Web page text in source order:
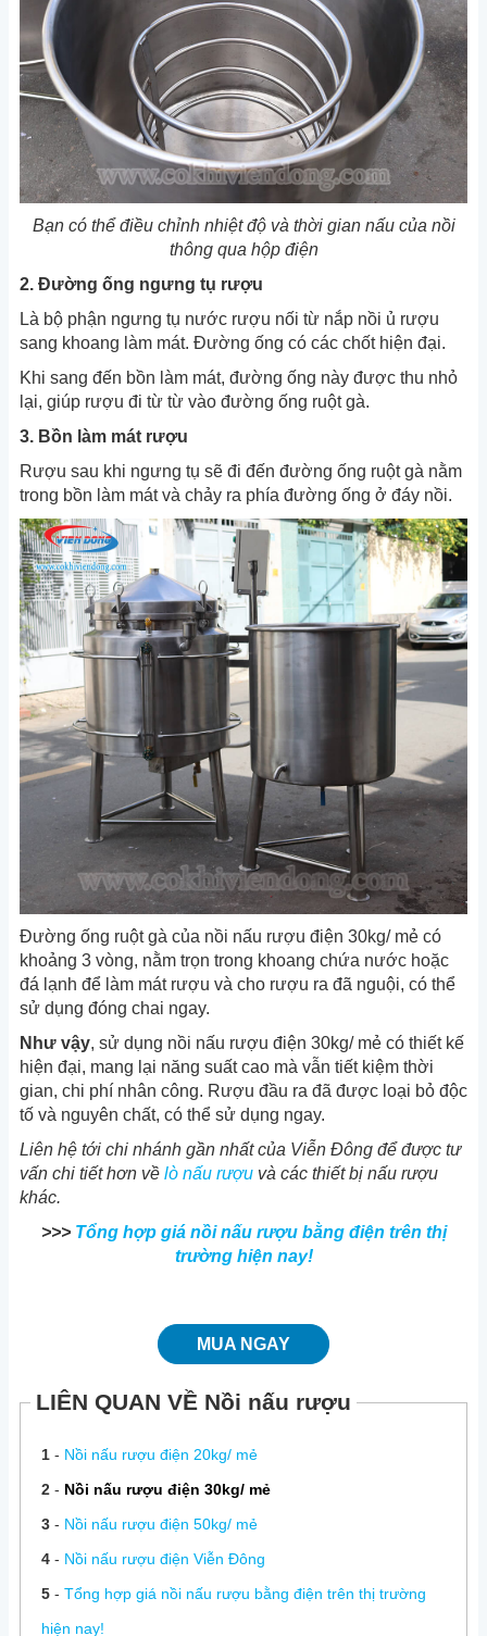
Bạn có thể điều chỉnh nhiệt độ và thời gian nấu của nồi
thông qua hộp điện
2. Đường ống ngưng tụ rượu
Là bộ phận ngưng tụ nước rượu nối từ nắp nồi ủ rượu
sang khoang làm mát. Đường ống có các chốt hiện đại.
Khi sang đến bồn làm mát, đường ống này được thu nhỏ
lại, giúp rượu đi từ từ vào đường ống ruột gà.
3. Bồn làm mát rượu
Rượu sau khi ngưng tụ sẽ đi đến đường ống ruột gà nằm
trong bồn làm mát và chảy ra phía đường ống ở đáy nồi.
Đường ống ruột gà của nồi nấu rượu điện 30kg/ mẻ có
khoảng 3 vòng, nằm trọn trong khoang chứa nước hoặc
đá lạnh để làm mát rượu và cho rượu ra đã nguội, có thể
sử dụng đóng chai ngay.
Như vậy, sử dụng nồi nấu rượu điện 30kg/ mẻ có thiết kế
hiện đại, mang lại năng suất cao mà vẫn tiết kiệm thời
gian, chi phí nhân công. Rượu đầu ra đã được loại bỏ độc
tố và nguyên chất, có thể sử dụng ngay.
Liên hệ tới chi nhánh gần nhất của Viễn Đông để được tư
vấn chi tiết hơn về lò nấu rượu và các thiết bị nấu rượu
khác.
>>> Tổng hợp giá nồi nấu rượu bằng điện trên thị
trường hiện nay!
MUA NGAY
LIÊN QUAN VỀ Nồi nấu rượu
1- Nồi nấu rượu điện 20kg/ mẻ
2- Nồi nấu rượu điện 30kg/ mẻ
3- Nồi nấu rượu điện 50kg/ mẻ
4- Nồi nấu rượu điện Viễn Đông
5- Tổng hợp giá nồi nấu rượu bằng điện trên thị trường
hiện nay!